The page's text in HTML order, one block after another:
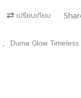
เปรียบเทียบ
, Duma Glow Timeless